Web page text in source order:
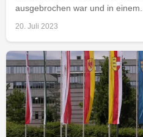
ausgebrochen war und in einem...
20. Juli 2023